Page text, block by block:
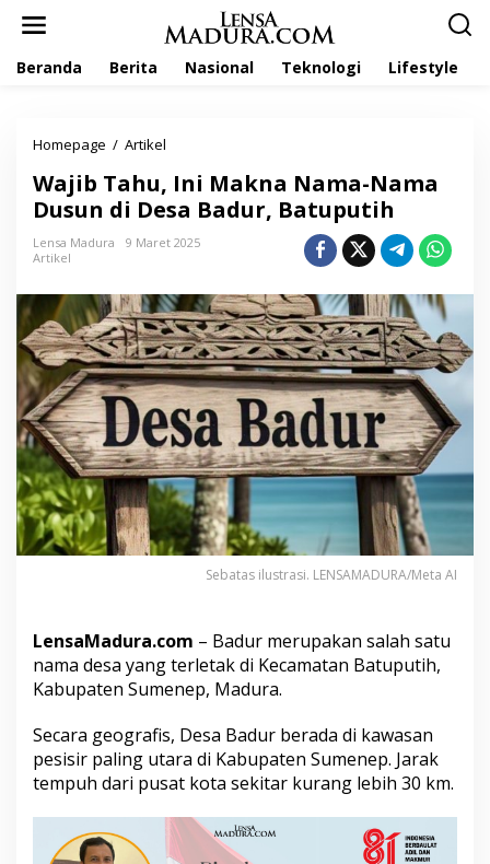
Beranda Berita Nasional Teknologi Lifestyle
Homepage / Artikel
i
b
T
u
,
I
n
i
M
a
k
n
a
N
m
a
m
a
D
u
u
n
i
D
e
s
Wajib Tahu, Ini Makna Nama-Nama
Dusun di Desa Badur, Batuputih
Lensa Madura
9 Maret 2025
Artikel
Sebatas ilustrasi. LENSAMADURA/Meta AI
LensaMadura.com – Badur merupakan salah satu
nama desa yang terletak di Kecamatan Batuputih,
Kabupaten Sumenep, Madura.
Secara geografis, Desa Badur berada di kawasan
pesisir paling utara di Kabupaten Sumenep. Jarak
tempuh dari pusat kota sekitar kurang lebih 30 km.